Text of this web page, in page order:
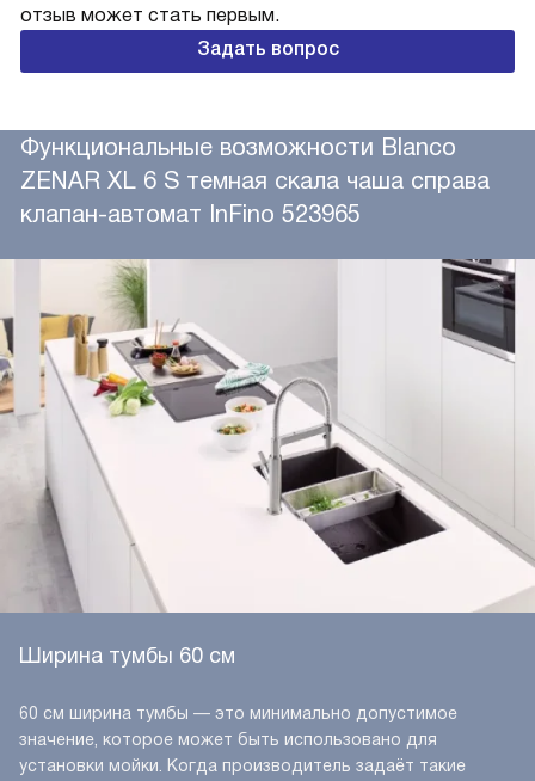
отзыв может стать первым.
Задать вопрос
Функциональные возможности Blanco
ZENAR XL 6 S темная скала чаша справа
клапан-автомат InFino 523965
Ширина тумбы 60 см
60 см ширина тумбы — это минимально допустимое
значение, которое может быть использовано для
установки мойки. Когда производитель задаёт такие